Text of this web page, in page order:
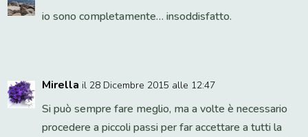
io sono completamente… insoddisfatto.
Mirella il 28 Dicembre 2015 alle 12:47
Si può sempre fare meglio, ma a volte è necessario
procedere a piccoli passi per far accettare a tutti la